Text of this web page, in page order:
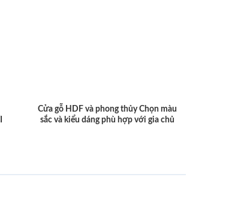
Cửa gỗ HDF và phong thủy Chọn màu
sắc và kiểu dáng phù hợp với gia chủ